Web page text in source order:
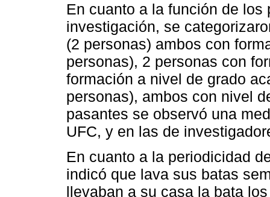
En cuanto a la función de
investigación, se
(2 personas) ambos con
personas), 2 personas con
formación a nivel de grado
personas), ambos con nivel
pasantes se observó una
UFC, y en las de
En cuanto a la periodicidad
indicó que lava sus batas
llevaban a su casa la bata